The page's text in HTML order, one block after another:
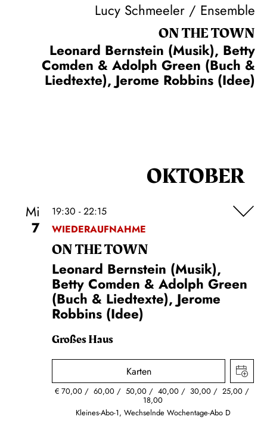
Lucy Schmeeler / Ensemble
ON THE TOWN
Leonard Bernstein (Musik), Betty
Comden & Adolph Green (Buch &
Liedtexte), Jerome Robbins (Idee)
OKTOBER
Mi
7
19:30 - 22:15
WIEDERAUFNAHME
ON THE TOWN
Leonard Bernstein (Musik),
Betty Comden & Adolph Green
(Buch & Liedtexte), Jerome
Robbins (Idee)
Großes Haus
Karten
€ 70,00 60,00 50,00 40,00 30,00 25,00
18,00
Kleines-Abo-1, Wechselnde Wochentage-Abo D